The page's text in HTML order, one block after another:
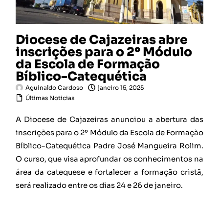
Diocese de Cajazeiras abre
inscrições para o 2º Módulo
da Escola de Formação
Bíblico-Catequética
Aguinaldo Cardoso
janeiro 15, 2025
Últimas Noticias
A Diocese de Cajazeiras anunciou a abertura das
inscrições para o 2º Módulo da Escola de Formação
Bíblico-Catequética Padre José Mangueira Rolim.
O curso, que visa aprofundar os conhecimentos na
área da catequese e fortalecer a formação cristã,
será realizado entre os dias 24 e 26 de janeiro.